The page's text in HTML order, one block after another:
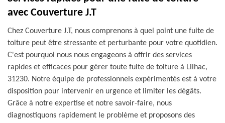
avec Couverture J.T
Chez Couverture J.T, nous comprenons à quel point une fuite de
toiture peut être stressante et perturbante pour votre quotidien.
C'est pourquoi nous nous engageons à offrir des services
rapides et efficaces pour gérer toute fuite de toiture à Lilhac,
31230. Notre équipe de professionnels expérimentés est à votre
disposition pour intervenir en urgence et limiter les dégâts.
Grâce à notre expertise et notre savoir-faire, nous
diagnostiquons rapidement le problème et proposons des